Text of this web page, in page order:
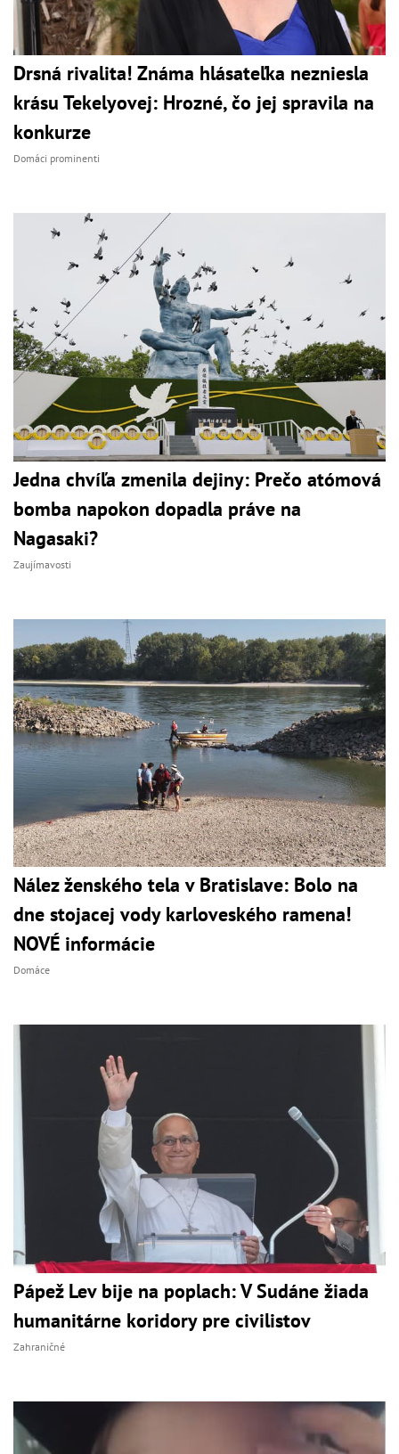
Drsná rivalita! Známa hlásateľka nezniesla
krásu Tekelyovej: Hrozné, čo jej spravila na
konkurze
Domáci prominenti
Jedna chvíľa zmenila dejiny: Prečo atómová
bomba napokon dopadla práve na
Nagasaki?
Zaujímavosti
Nález ženského tela v Bratislave: Bolo na
dne stojacej vody karloveského ramena!
NOVÉ informácie
Domáce
Pápež Lev bije na poplach: V Sudáne žiada
humanitárne koridory pre civilistov
Zahraničné